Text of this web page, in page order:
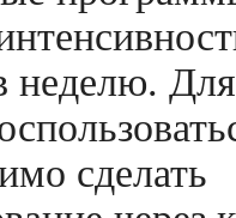
неделю.
сделать